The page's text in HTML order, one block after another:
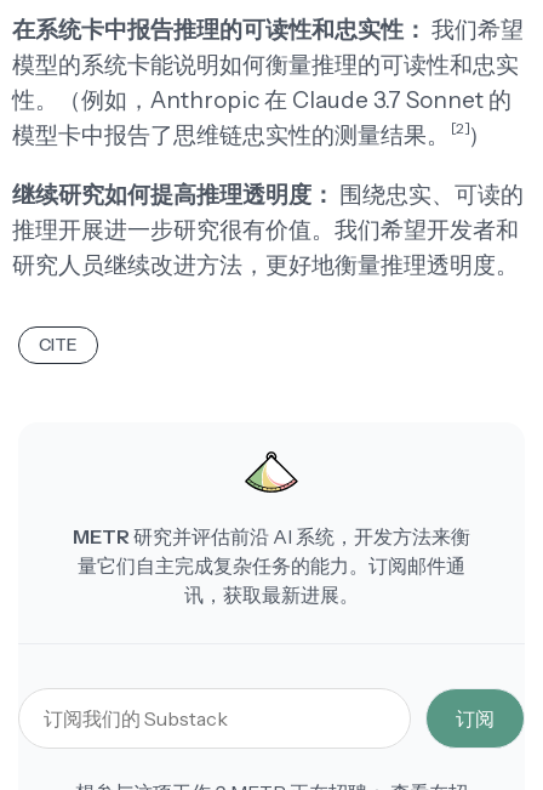
在系统卡中报告推理的可读性和忠实性： 我们希望
模型的系统卡能说明如何衡量推理的可读性和忠实
性。（例如，Anthropic 在 Claude 3.7 Sonnet 的
模型卡中报告了思维链忠实性的测量结果。
[2]）
继续研究如何提高推理透明度： 围绕忠实、可读的
推理开展进一步研究很有价值。我们希望开发者和
研究人员继续改进方法，更好地衡量推理透明度。
CITE
METR研究并评估前沿 AI 系统，开发方法来衡
量它们自主完成复杂任务的能力。订阅邮件通
讯，获取最新进展。
订阅